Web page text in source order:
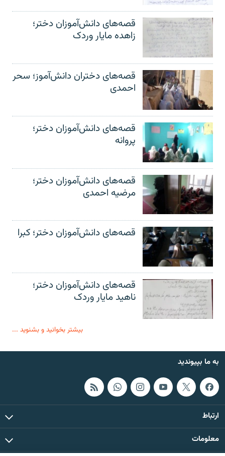
قصه‌های دانش‌آموزان دختر؛
زاهده مایار وردک
قصه‌های دختران دانش‌آموز؛ سحر
احمدی
قصه‌های دانش‌آموزان دختر؛
پروانه
قصه‌های دانش‌آموزان دختر؛
مرضیه احمدی
قصه‌های دانش‌آموزان دختر؛ کبرا
قصه‌های دانش‌آموزان دختر؛
ناهید مایار وردک
بیشتر بخوانید و بشنوید ...
به ما بپیوندید
ارتباط
معلومات